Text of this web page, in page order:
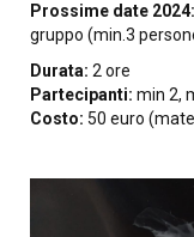
Prossime date 2024:
gruppo (min.3
Durata: 2 ore
Partecipanti: min 2,
Costo: 50 euro